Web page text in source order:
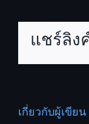
แชร์ลิง
เกี่ยวกับผู้เขียน